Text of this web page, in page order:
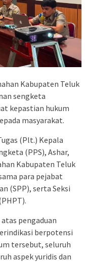
Kabupaten Teluk
sengketa
kepastian hukum
masyarakat.
(Plt.) Kepala
(PPS), Ashar,
Kabupaten Teluk
para pejabat
(SPP), serta Seksi
pengaduan
berpotensi
tersebut, seluruh
aspek yuridis dan